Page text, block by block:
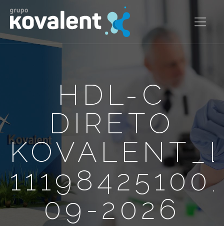
HDL-C
DIRETO
09-2026